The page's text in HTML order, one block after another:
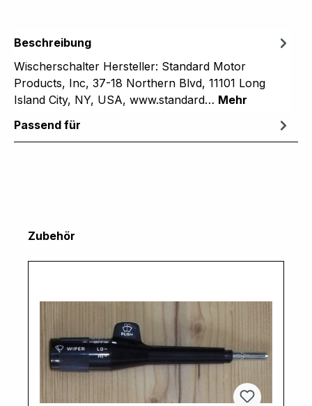
Beschreibung
Wischerschalter Hersteller: Standard Motor
Products, Inc, 37-18 Northern Blvd, 11101 Long
Island City, NY, USA, www.standard… Mehr
Passend für
Produktgalerie überspringen
Zubehör